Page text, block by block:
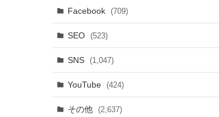
た
記
事
Facebook (709)
SEO (523)
SNS (1,047)
YouTube (424)
その他 (2,637)